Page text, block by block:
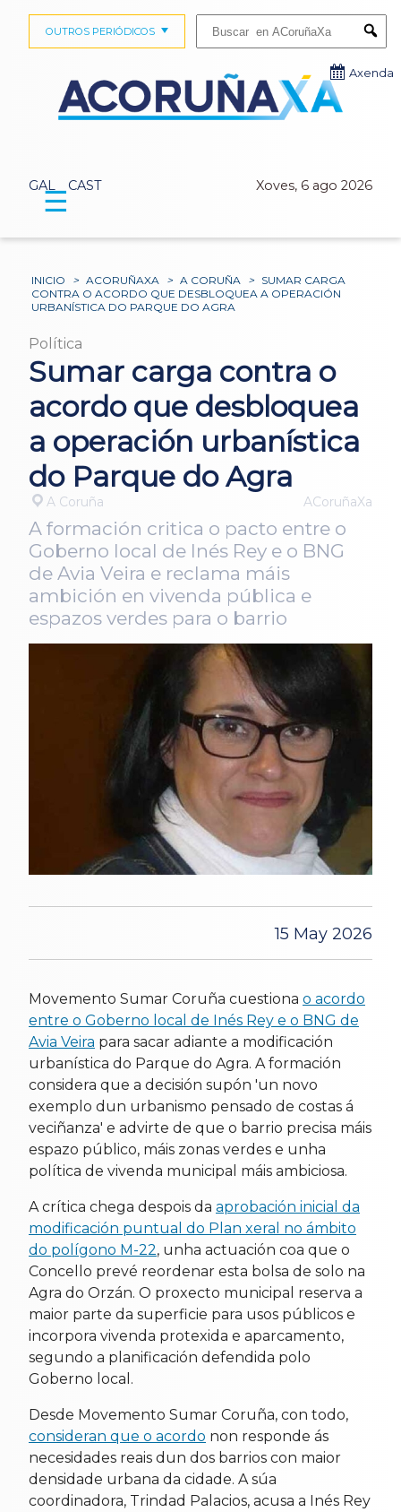
GAL CAST Xoves, 6 ago 2026
OUTROS PERIÓDICOS
Axenda
☰
INICIO > ACORUÑAXA > A CORUÑA > SUMAR CARGA
CONTRA O ACORDO QUE DESBLOQUEA A OPERACIÓN
URBANÍSTICA DO PARQUE DO AGRA
Política
Sumar carga contra o
acordo que desbloquea
a operación urbanística
do Parque do Agra
A Coruña ACoruñaXa
A formación critica o pacto entre o
Goberno local de Inés Rey e o BNG
de Avia Veira e reclama máis
ambición en vivenda pública e
espazos verdes para o barrio
15 May 2026
Movemento Sumar Coruña cuestiona o acordo
entre o Goberno local de Inés Rey e o BNG de
Avia Veira para sacar adiante a modificación
urbanística do Parque do Agra. A formación
considera que a decisión supón 'un novo
exemplo dun urbanismo pensado de costas á
veciñanza' e advirte de que o barrio precisa máis
espazo público, máis zonas verdes e unha
política de vivenda municipal máis ambiciosa.
A crítica chega despois da aprobación inicial da
modificación puntual do Plan xeral no ámbito
do polígono M-22, unha actuación coa que o
Concello prevé reordenar esta bolsa de solo na
Agra do Orzán. O proxecto municipal reserva a
maior parte da superficie para usos públicos e
incorpora vivenda protexida e aparcamento,
segundo a planificación defendida polo
Goberno local.
Desde Movemento Sumar Coruña, con todo,
consideran que o acordo non responde ás
necesidades reais dun dos barrios con maior
densidade urbana da cidade. A súa
coordinadora, Trindad Palacios, acusa a Inés Rey